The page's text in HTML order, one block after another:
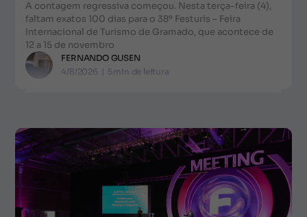
A contagem regressiva começou. Nesta terça-feira (4),
faltam exatos 100 dias para o 38º Festuris – Feira
Internacional de Turismo de Gramado, que acontece de
12 a 15 de novembro
FERNANDO GUSEN
4/8/2026 | 5min de leitura